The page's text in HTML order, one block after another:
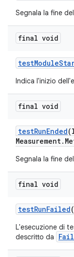
Segnala la fine
final void
testModule
Indica l'inizio
final void
testRunEnded
Measurement.
Segnala la fine
final void
testRunFailed(
L'esecuzione di
descritto da